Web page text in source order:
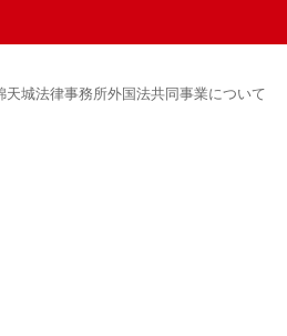
天城法律事務所外国法共同事業について